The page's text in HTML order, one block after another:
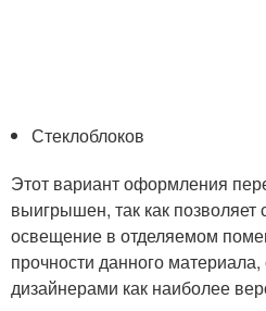
Стеклоблоков
Этот вариант оформления
выигрышен, так как позволяет
освещение в отделяемом
прочности данного
дизайнерами как наиболее